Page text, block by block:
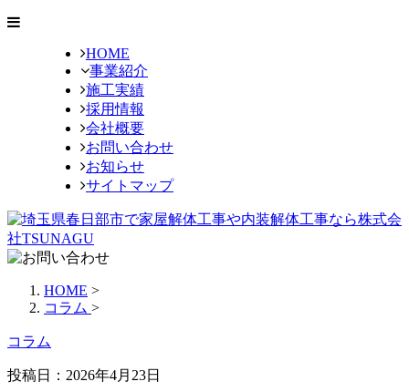
HOME
事業紹介
施工実績
採用情報
会社概要
お問い合わせ
お知らせ
サイトマップ
HOME >
コラム >
コラム
投稿日：2026年4月23日